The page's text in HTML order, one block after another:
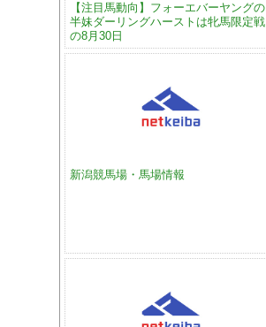
【注目馬動向】フォーエバーヤングの
半妹ダーリングハーストは牝馬限定戦
の8月30日
新潟競馬場・馬場情報